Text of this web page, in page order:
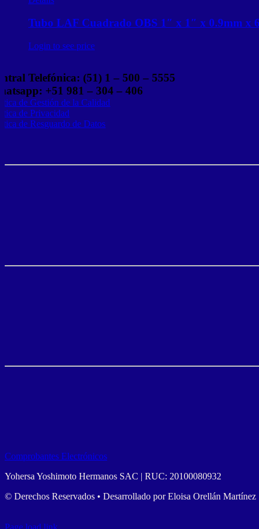
Tubo LAF Cuadrado OBS 1″ x 1″ x 0.9mm x
Login to see price
Telefónica: (51) 1 – 500 – 5555
+51 981 – 304 – 406
de Gestión de la Calidad
de Privacidad
de Resguardo de Datos
Comprobantes Electrónicos
Yohersa Yoshimoto Hermanos SAC | RUC: 20100080932
© Derechos Reservados • Desarrollado por Eloisa Orellán Martínez